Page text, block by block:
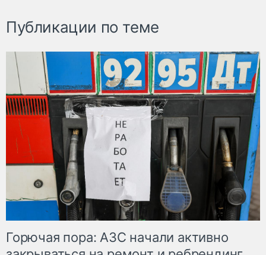
Публикации по теме
Горючая пора: АЗС начали активно